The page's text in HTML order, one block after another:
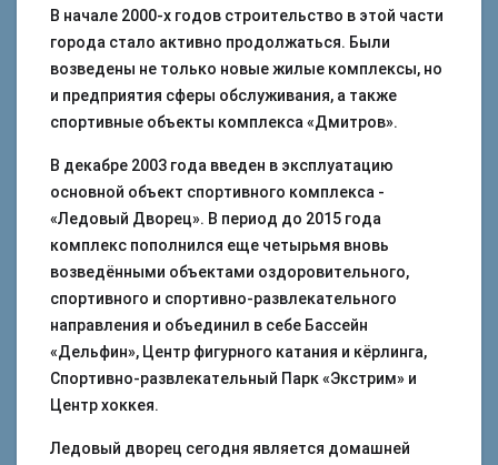
В начале 2000-х годов строительство в этой части
города стало активно продолжаться. Были
возведены не только новые жилые комплексы, но
и предприятия сферы обслуживания, а также
спортивные объекты комплекса «Дмитров».
В декабре 2003 года введен в эксплуатацию
основной объект спортивного комплекса -
«Ледовый Дворец». В период до 2015 года
комплекс пополнился еще четырьмя вновь
возведёнными объектами оздоровительного,
спортивного и спортивно-развлекательного
направления и объединил в себе Бассейн
«Дельфин», Центр фигурного катания и кёрлинга,
Спортивно-развлекательный Парк «Экстрим» и
Центр хоккея.
Ледовый дворец сегодня является домашней